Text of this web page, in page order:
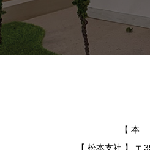
【 本
【 松本支社 】